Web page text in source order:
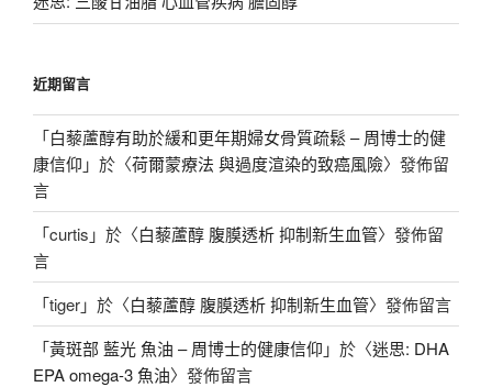
近期留言
「白藜蘆醇有助於緩和更年期婦女骨質疏鬆 – 周博士的健
康信仰 」於〈荷爾蒙療法 與過度渲染的致癌風險〉發佈留
言
「curtis 」於〈白藜蘆醇 腹膜透析 抑制新生血管〉發佈留
言
「tiger」於〈白藜蘆醇 腹膜透析 抑制新生血管〉發佈留言
「黃斑部 藍光 魚油 – 周博士的健康信仰 」於〈迷思: DHA
EPA omega-3 魚油〉發佈留言